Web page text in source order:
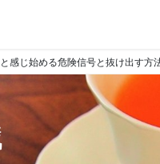
感じ始める危険信号と抜け出す方